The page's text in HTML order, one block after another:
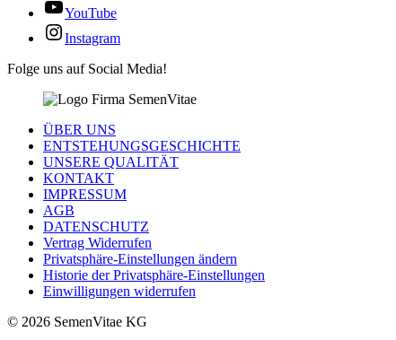
YouTube
Instagram
Folge uns auf Social Media!
ÜBER UNS
ENTSTEHUNGSGESCHICHTE
UNSERE QUALITÄT
KONTAKT
IMPRESSUM
AGB
DATENSCHUTZ
Vertrag Widerrufen
Privatsphäre-Einstellungen ändern
Historie der Privatsphäre-Einstellungen
Einwilligungen widerrufen
© 2026 SemenVitae KG